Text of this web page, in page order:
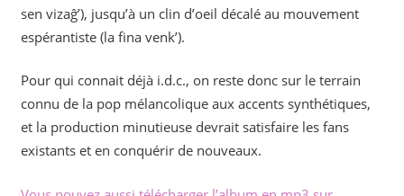
sen vizaĝ’), jusqu’à un clin d’oeil décalé au mouvement
espérantiste (la fina venk’).
Pour qui connait déjà i.d.c., on reste donc sur le terrain
connu de la pop mélancolique aux accents synthétiques,
et la production minutieuse devrait satisfaire les fans
existants et en conquérir de nouveaux.